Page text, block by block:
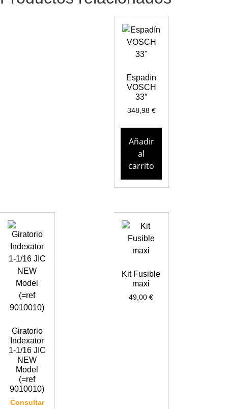
Espadín
VOSCH
33″
348,98 €
Añadir
al
carrito
Giratorio
Indexator
1-1/16 JIC
NEW
Model
(=ref
9010010)
Consultar
Kit Fusible
maxi
49,00€